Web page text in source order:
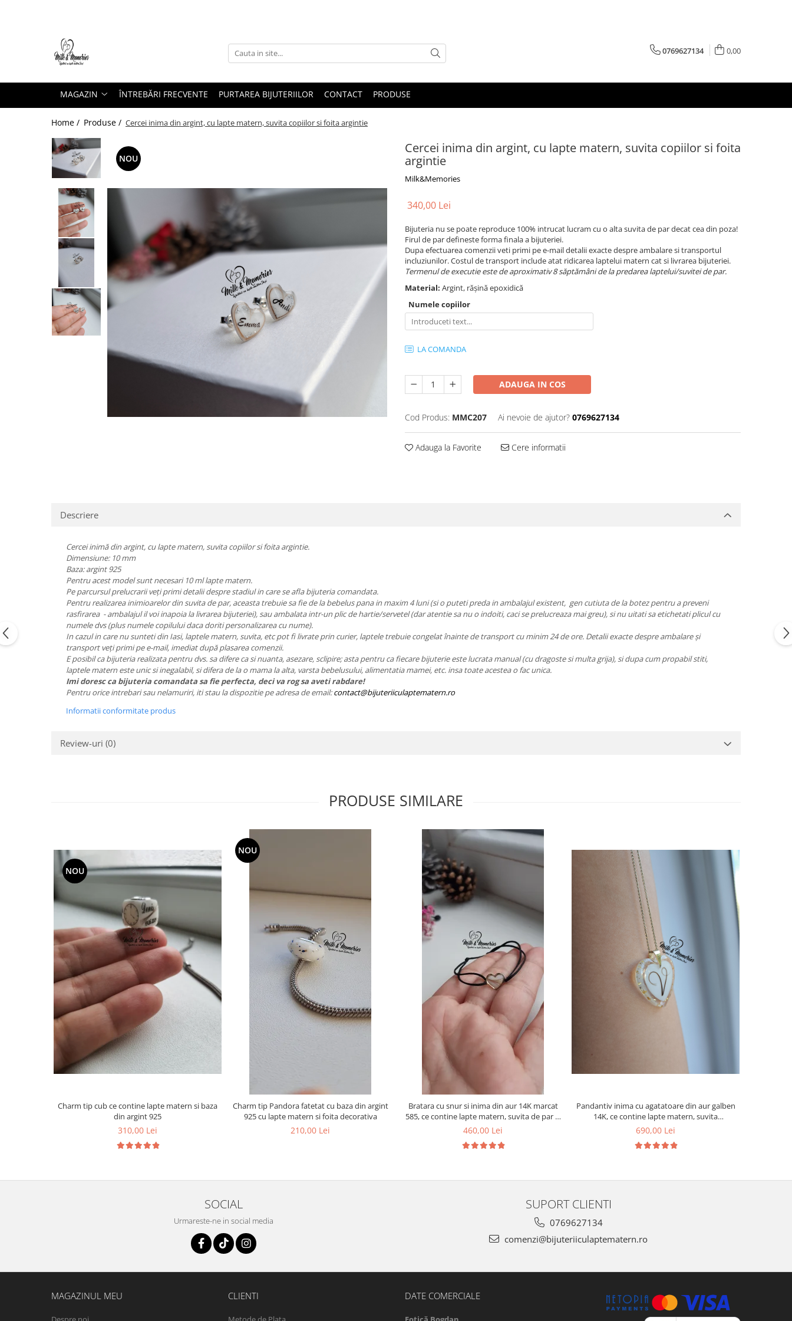
Brățări aur
Brățări argint
Cercei argint
Pandantive argint
Vouchere Cadou
Seturi bijuterii
Seturi din argint
0769627134 0,00
MAGAZIN ÎNTREBĂRI FRECVENTE PURTAREA BIJUTERIILOR CONTACT PRODUSE
Home / Produse / Cercei inima din argint, cu lapte matern, suvita copiilor si foita argintie
Cercei inima din argint, cu lapte matern, suvita copiilor si foita
argintie
Milk&Memories
NOU
340,00 Lei
Bijuteria nu se poate reproduce 100% intrucat lucram cu o alta suvita de par decat cea din poza!
Firul de par defineste forma finala a bijuteriei.
Dupa efectuarea comenzii veti primi pe e-mail detalii exacte despre ambalare si transportul
incluziunilor. Costul de transport include atat ridicarea laptelui matern cat si livrarea bijuteriei.
Termenul de executie este de aproximativ 8 săptămâni de la predarea laptelui/suvitei de par.
Material: Argint, rășină epoxidică
Numele copiilor
LA COMANDA
ADAUGA IN COS
Cod Produs: MMC207 Ai nevoie de ajutor? 0769627134
Adauga la Favorite Cere informatii
Descriere
Cercei inimă din argint, cu lapte matern, suvita copiilor si foita argintie.
Dimensiune: 10 mm
Baza: argint 925
Pentru acest model sunt necesari 10 ml lapte matern.
Pe parcursul prelucrarii veți primi detalii despre stadiul in care se afla bijuteria comandata.
Pentru realizarea inimioarelor din suvita de par, aceasta trebuie sa fie de la bebelus pana in maxim 4 luni (si o puteti preda in ambalajul existent, gen cutiuta de la botez pentru a preveni
rasfirarea - ambalajul il voi inapoia la livrarea bijuteriei), sau ambalata intr-un plic de hartie/servetel (dar atentie sa nu o indoiti, caci se prelucreaza mai greu), si nu uitati sa etichetati plicul cu
numele dvs (plus numele copilului daca doriti personalizarea cu nume).
In cazul in care nu sunteti din Iasi, laptele matern, suvita, etc pot fi livrate prin curier, laptele trebuie congelat înainte de transport cu minim 24 de ore. Detalii exacte despre ambalare și
transport veți primi pe e-mail, imediat după plasarea comenzii.
E posibil ca bijuteria realizata pentru dvs. sa difere ca si nuanta, asezare, sclipire; asta pentru ca fiecare bijuterie este lucrata manual (cu dragoste si multa grija), si dupa cum propabil stiti,
laptele matern este unic si inegalabil, si difera de la o mama la alta, varsta bebelusului, alimentatia mamei, etc. insa toate acestea o fac unica.
Imi doresc ca bijuteria comandata sa fie perfecta, deci va rog sa aveti rabdare!
Pentru orice intrebari sau nelamuriri, iti stau la dispozitie pe adresa de email:contact@bijuteriiculaptematern.ro
Informatii conformitate produs
Review-uri (0)
PRODUSE SIMILARE
NOU
Charm tip cub ce contine lapte matern si baza
din argint 925
310,00 Lei
NOU
Charm tip Pandora fatetat cu baza din argint
925 cu lapte matern si foita decorativa
210,00 Lei
Bratara cu snur si inima din aur 14K marcat
585, ce contine lapte matern, suvita de par si
foita aurie
460,00 Lei
Pandantiv inima cu agatatoare din aur galben
14K, ce contine lapte matern, suvita
bebelusului in forma de initiala si foita aurie.
690,00 Lei
SOCIAL
Urmareste-ne in social media
SUPORT CLIENTI
0769627134
comenzi@bijuteriiculaptematern.ro
MAGAZINUL MEU CLIENTI DATE COMERCIALE